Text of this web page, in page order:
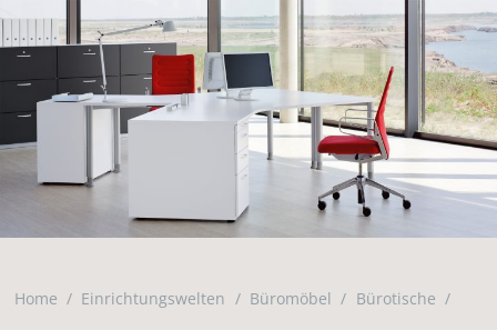
Home Einrichtungswelten Büromöbel Bürotische